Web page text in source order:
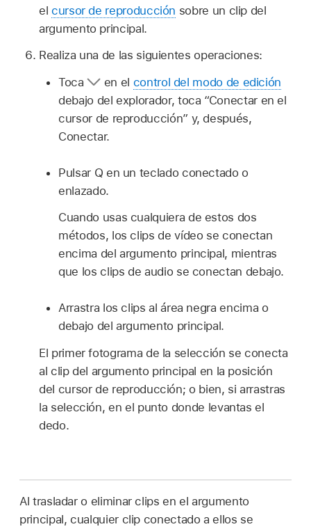
el cursor de reproducción sobre un clip del
argumento principal.
Realiza una de las siguientes operaciones:
Toca
en el control del modo de edición
debajo del explorador, toca “Conectar en el
cursor de reproducción” y, después,
Conectar.
Pulsar Q en un teclado conectado o
enlazado.
Cuando usas cualquiera de estos dos
métodos, los clips de vídeo se conectan
encima del argumento principal, mientras
que los clips de audio se conectan debajo.
Arrastra los clips al área negra encima o
debajo del argumento principal.
El primer fotograma de la selección se conecta
al clip del argumento principal en la posición
del cursor de reproducción; o bien, si arrastras
la selección, en el punto donde levantas el
dedo.
Al trasladar o eliminar clips en el argumento
principal, cualquier clip conectado a ellos se